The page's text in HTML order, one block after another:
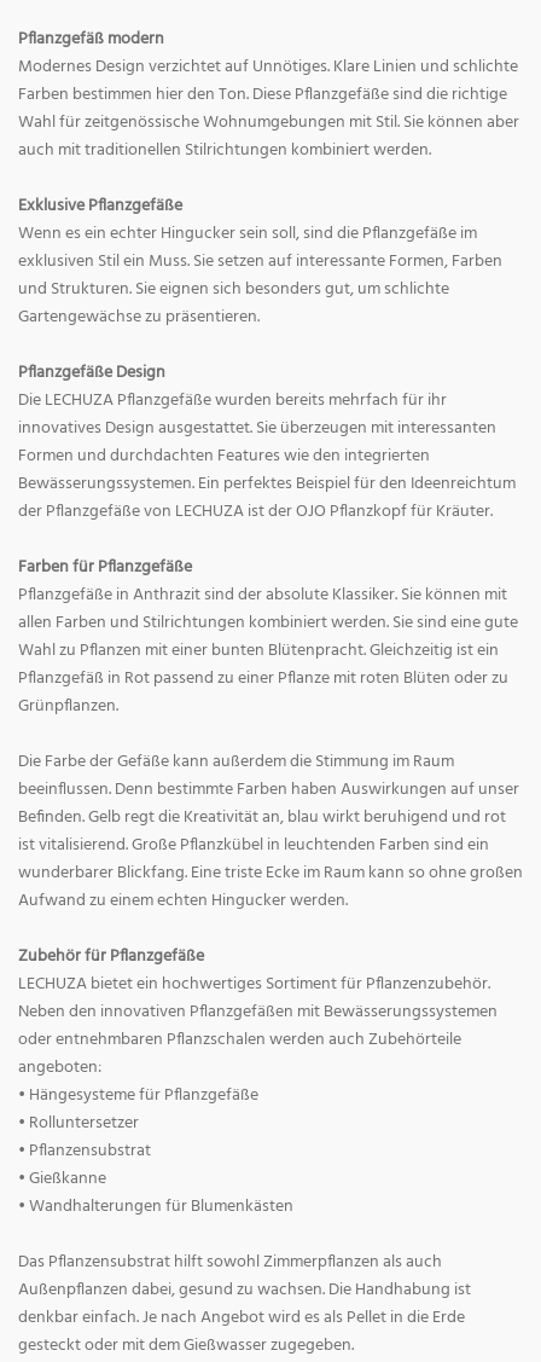
Pflanzgefäß modern
Modernes Design verzichtet auf Unnötiges. Klare Linien und schlichte
Farben bestimmen hier den Ton. Diese Pflanzgefäße sind die richtige
Wahl für zeitgenössische Wohnumgebungen mit Stil. Sie können aber
auch mit traditionellen Stilrichtungen kombiniert werden.
Exklusive Pflanzgefäße
Wenn es ein echter Hingucker sein soll, sind die Pflanzgefäße im
exklusiven Stil ein Muss. Sie setzen auf interessante Formen, Farben
und Strukturen. Sie eignen sich besonders gut, um schlichte
Gartengewächse zu präsentieren.
Pflanzgefäße Design
Die LECHUZA Pflanzgefäße wurden bereits mehrfach für ihr
innovatives Design ausgestattet. Sie überzeugen mit interessanten
Formen und durchdachten Features wie den integrierten
Bewässerungssystemen. Ein perfektes Beispiel für den Ideenreichtum
der Pflanzgefäße von LECHUZA ist der OJO Pflanzkopf für Kräuter.
Farben für Pflanzgefäße
Pflanzgefäße in Anthrazit sind der absolute Klassiker. Sie können mit
allen Farben und Stilrichtungen kombiniert werden. Sie sind eine gute
Wahl zu Pflanzen mit einer bunten Blütenpracht. Gleichzeitig ist ein
Pflanzgefäß in Rot passend zu einer Pflanze mit roten Blüten oder zu
Grünpflanzen.
Die Farbe der Gefäße kann außerdem die Stimmung im Raum
beeinflussen. Denn bestimmte Farben haben Auswirkungen auf unser
Befinden. Gelb regt die Kreativität an, blau wirkt beruhigend und rot
ist vitalisierend. Große Pflanzkübel in leuchtenden Farben sind ein
wunderbarer Blickfang. Eine triste Ecke im Raum kann so ohne großen
Aufwand zu einem echten Hingucker werden.
Zubehör für Pflanzgefäße
LECHUZA bietet ein hochwertiges Sortiment für Pflanzenzubehör.
Neben den innovativen Pflanzgefäßen mit Bewässerungssystemen
oder entnehmbaren Pflanzschalen werden auch Zubehörteile
angeboten:
• Hängesysteme für Pflanzgefäße
• Rolluntersetzer
• Pflanzensubstrat
• Gießkanne
• Wandhalterungen für Blumenkästen
Das Pflanzensubstrat hilft sowohl Zimmerpflanzen als auch
Außenpflanzen dabei, gesund zu wachsen. Die Handhabung ist
denkbar einfach. Je nach Angebot wird es als Pellet in die Erde
gesteckt oder mit dem Gießwasser zugegeben.